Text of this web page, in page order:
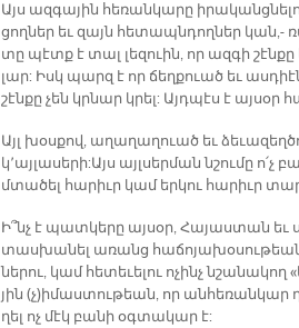
Այս ազ­գա­յին հե­ռան­կա­րը
ցող­ներ եւ զայն հե­տապն­դող­ներ
տը պէտք է տալ լե­զուին, որ ազ­գի
լար: Իսկ պարզ է որ ճեղ­քուած եւ
շէն­քը չեն կրնար կրել: Այդ­պէս է
Այլ խօս­քով, ա­ղա­ղա­ղուած եւ
կ՚այ­լա­սերի: Այս այլ­սեր­ման նշու­մը ո՛չ
մտա­ծել հա­րիւր կամ եր­կու հարիւր
Ի՞նչ է պատ­կե­րը այ­սօր, Հա­յաս­տան
տաս­խա­նել ա­ռանց
նե­րու, կամ հե­տե­ւե­լու ո­չինչ
յին (չ­)ի­մաս­տու­թեան, որ
ղել ոչ մէկ բա­նի օգ­տա­կար է: